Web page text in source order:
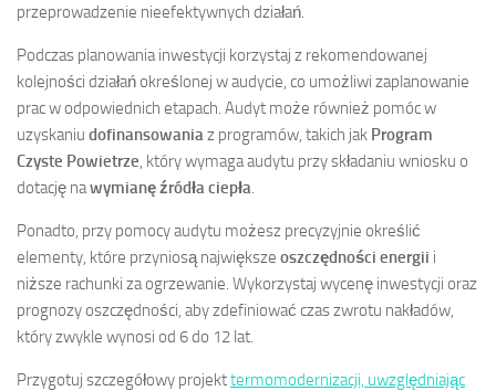
przeprowadzenie nieefektywnych działań.
Podczas planowania inwestycji korzystaj z rekomendowanej
kolejności działań określonej w audycie, co umożliwi zaplanowanie
prac w odpowiednich etapach. Audyt może również pomóc w
uzyskaniu dofinansowania z programów, takich jak Program
Czyste Powietrze , który wymaga audytu przy składaniu wniosku o
dotację nawymianę źródła ciepła
Ponadto, przy pomocy audytu możesz precyzyjnie określić
elementy, które przyniosą największe oszczędności energii i
niższe rachunki za ogrzewanie. Wykorzystaj wycenę inwestycji oraz
prognozy oszczędności, aby zdefiniować czas zwrotu nakładów,
który zwykle wynosi od 6 do 12 lat.
Przygotuj szczegółowy projekttermomodernizacji, uwzględniając